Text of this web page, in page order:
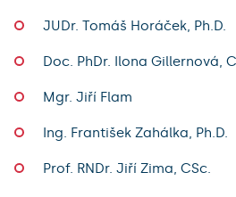
JUDr. Tomáš Horáček, Ph.D.
Doc. PhDr. Ilona Gillernová,
Mgr. Jiří Flam
Ing. František Zahálka, Ph.D.
Prof. RNDr. Jiří Zima, CSc.